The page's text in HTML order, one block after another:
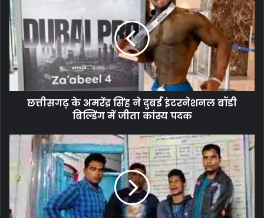
छत्तीसगढ़ के अमरेंद्र सिंह ने दुबई इंटरनेशनल बॉडी
बिल्डिंग में जीता कांस्य पदक